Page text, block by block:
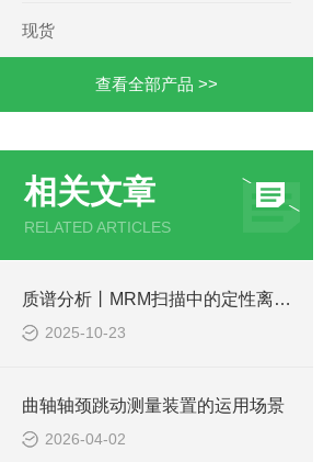
现货
查看全部产品 >>
相关文章
RELATED ARTICLES
质谱分析丨MRM扫描中的定性离子和定量离子
2025-10-23
曲轴轴颈跳动测量装置的运用场景
2026-04-02